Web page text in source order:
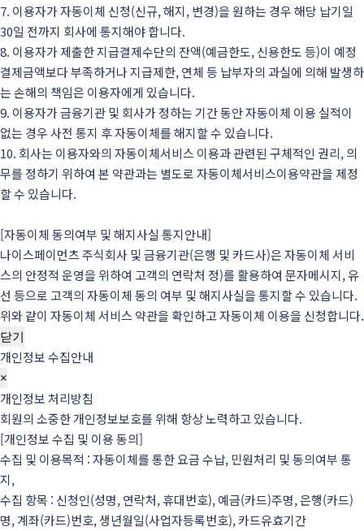
7. 이용자가 자동이체 신청(신규, 해지, 변경)을 원하는 경우 해당 납기일
30일 전까지 회사에 통지해야 합니다.
8. 이용자가 제출한 지급결제수단의 잔액(예금한도, 신용한도 등)이 예정
결제금액보다 부족하거나 지급제한, 연체 등 납부자의 과실에 의해 발생하
는 손해의 책임은 이용자에게 있습니다.
9. 이용자가 금융기관 및 회사가 정하는 기간 동안 자동이체 이용 실적이
없는 경우 사전 통지 후 자동이체를 해지할 수 있습니다.
10. 회사는 이용자와의 자동이체서비스 이용과 관련된 구체적인 권리, 의
무를 정하기 위하여 본 약관과는 별도로 자동이체서비스이용약관을 제정
할 수 있습니다.
[자동이체 동의여부 및 해지사실 통지안내]
나이스페이먼츠 주식회사 및 금융기관(은행 및 카드사)은 자동이체 서비
스의 안정적 운영을 위하여 고객의 연락처 정)를 활용하여 문자메시지, 유
선 등으로 고객의 자동이체 동의 여부 및 해지사실을 통지할 수 있습니다.
위와 같이 자동이체 서비스 약관을 확인하고 자동이체 이용을 신청합니다.
닫기
개인정보 수집안내
×
개인정보 처리방침
회원의 소중한 개인정보보호를 위해 항상 노력하고 있습니다.
[개인정보 수집 및 이용 동의]
수집 및 이용목적 : 자동이체를 통한 요금 수납, 민원처리 및 동의여부 통
지,
수집 항목 : 신청인(성명, 연락처, 휴대번호), 예금(카드)주명, 은행(카드)
명, 계좌(카드)번호, 생년월일(사업자등록번호), 카드유효기간